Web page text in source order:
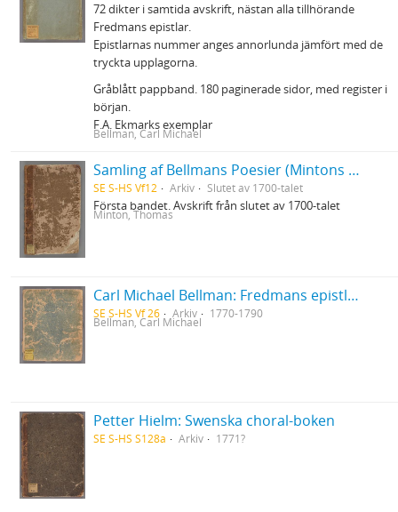
72 dikter i samtida avskrift, nästan alla tillhörande
Fredmans epistlar.
Epistlarnas nummer anges annorlunda jämfört med de
tryckta upplagorna.
Gråblått pappband. 180 paginerade sidor, med register i
början.
F.A. Ekmarks exemplar
Bellman, Carl Michael
Samling af Bellmans Poesier (Mintons ex.)
SE S-HS Vf12 Arkiv Slutet av 1700-talet
Första bandet. Avskrift från slutet av 1700-talet
Minton, Thomas
Carl Michael Bellman: Fredmans epistlar [Nechers ex.]. Ep. 1-50
SE S-HS Vf 26 Arkiv 1770-1790
Bellman, Carl Michael
Petter Hielm: Swenska choral-boken
SE S-HS S128a Arkiv 1771?